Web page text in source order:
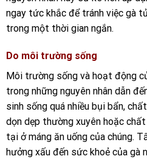
ngay tức khắc để tránh việc gà
trong một thời gian ngắn.
Do môi trường sống
Môi trường sống và hoạt động
trong những nguyên nhân dẫn
sinh sống quá nhiều bụi bẩn,
dọn dẹp thường xuyên hoặc
tại ở máng ăn uống của chúng.
hưởng xấu đến sức khoẻ của gà